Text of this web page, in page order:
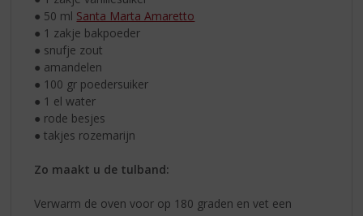
● 50 ml Santa Marta Amaretto
● 1 zakje bakpoeder
● snufje zout
● amandelen
● 100 gr poedersuiker
● 1 el water
● rode besjes
● takjes rozemarijn
Zo maakt u de tulband:
Verwarm de oven voor op 180 graden en vet een